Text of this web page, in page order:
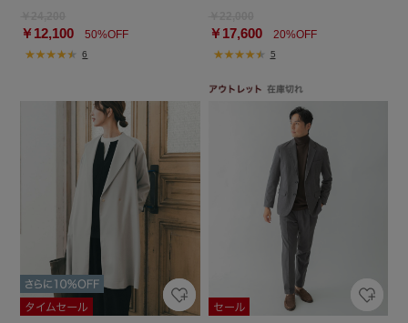
￥12,100 50%OFF
6
￥17,60020%OFF
5